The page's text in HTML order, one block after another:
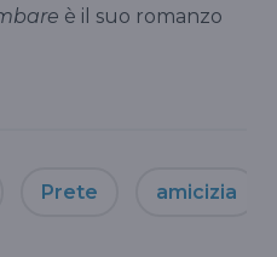
è il suo romanzo
Prete amicizia